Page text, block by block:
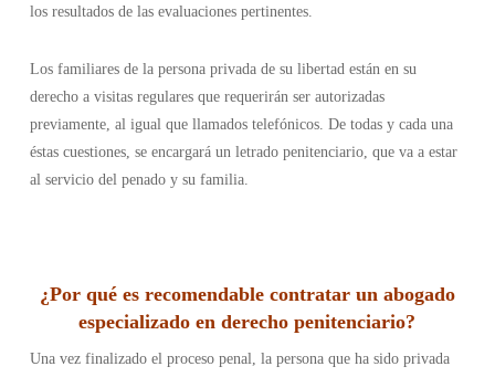
los resultados de las evaluaciones pertinentes.
Los familiares de la persona privada de su libertad están en su
derecho a visitas regulares que requerirán ser autorizadas
previamente, al igual que llamados telefónicos. De todas y cada una
éstas cuestiones, se encargará un letrado penitenciario, que va a estar
al servicio del penado y su familia.
¿Por qué es recomendable contratar un abogado
especializado en derecho penitenciario?
Una vez finalizado el proceso penal, la persona que ha sido privada